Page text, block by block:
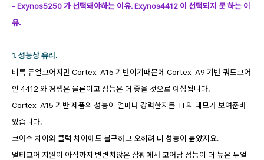
- Exynos5250 가 선택돼야하는 이유. Exynos4412 이 선택되지 못 하는 이
유.
1. 성능상 유리.
비록 듀얼코어지만 Cortex-A15 기반이기때문에 Cortex-A9 기반 쿼드코어
인 4412 와 경쟁은 물론이고 성능은 더 좋을 것으로 예상됩니다.
Cortex-A15 기반 제품의 성능이 얼마나 강력한지를 TI 의 데모가 보여준바
있습니다.
코어수 차이와 클럭 차이에도 불구하고 오히려 더 성능이 높았지요.
멀티코어 지원이 아직까지 변변치않은 상황에서 코어당 성능이 더 높은 듀얼